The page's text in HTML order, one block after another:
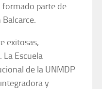
parte de
exitosas,
Escuela
de la UNMDP
y